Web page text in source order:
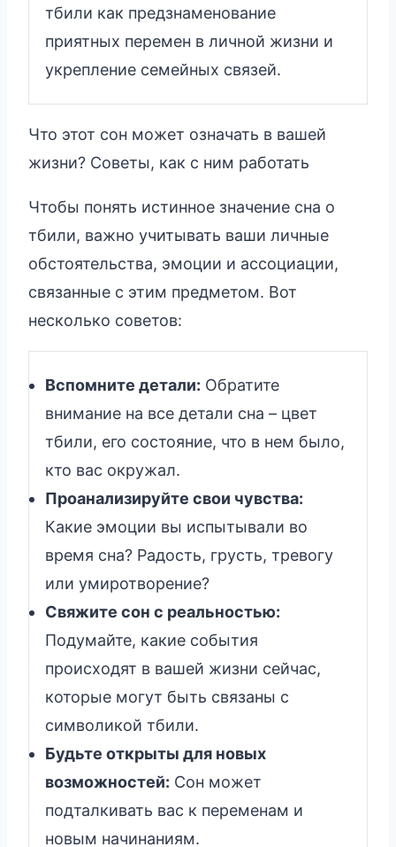
тбили как предзнаменование
приятных перемен в личной жизни и
укрепление семейных связей.
Что этот сон может означать в вашей
жизни? Советы, как с ним работать
Чтобы понять истинное значение сна о
тбили, важно учитывать ваши личные
обстоятельства, эмоции и ассоциации,
связанные с этим предметом. Вот
несколько советов:
Вспомните детали: Обратите
внимание на все детали сна – цвет
тбили, его состояние, что в нем было,
кто вас окружал.
Проанализируйте свои чувства:
Какие эмоции вы испытывали во
время сна? Радость, грусть, тревогу
или умиротворение?
Свяжите сон с реальностью:
Подумайте, какие события
происходят в вашей жизни сейчас,
которые могут быть связаны с
символикой тбили.
Будьте открыты для новых
возможностей: Сон может
подталкивать вас к переменам и
новым начинаниям.